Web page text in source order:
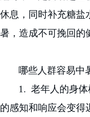
休息，同时补充糖盐
暑，造成不可挽回的
哪些人群容易中
1. 老年人的身
的感知和响应会变得